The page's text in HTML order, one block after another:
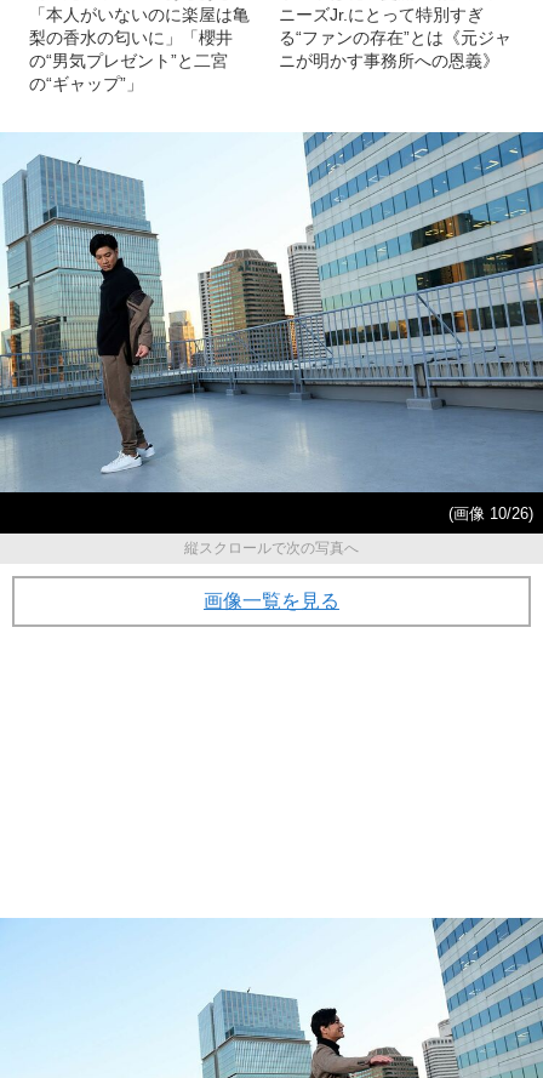
「本人がいないのに楽屋は亀
梨の香水の匂いに」「櫻井
の“男気プレゼント”と二宮
の“ギャップ”」
ニーズJr.にとって特別すぎ
る“ファンの存在”とは《元ジャ
ニが明かす事務所への恩義》
(画像 10/26)
縦スクロールで次の写真へ
画像一覧を見る